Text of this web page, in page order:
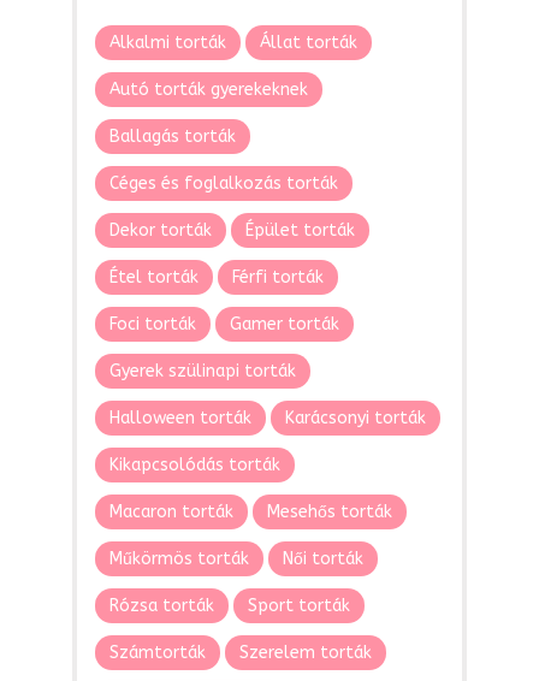
Alkalmi torták Állat torták
Autó torták gyerekeknek
Ballagás torták
Céges és foglalkozás torták
Dekor torták Épület torták
Étel torták Férfi torták
Foci torták Gamer torták
Gyerek szülinapi torták
Halloween torták Karácsonyi torták
Kikapcsolódás torták
Macaron torták Mesehős torták
Műkörmös torták Női torták
Rózsa torták Sport torták
Számtorták Szerelem torták